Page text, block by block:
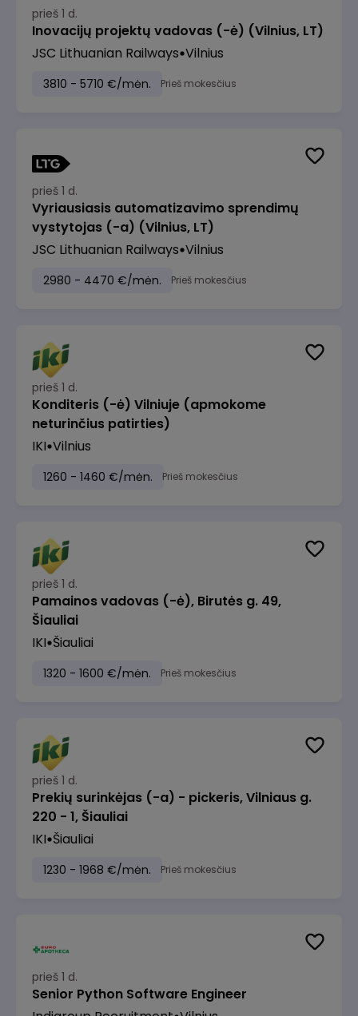
prieš 1 d.
Inovacijų projektų vadovas (-ė) (Vilnius, LT)
JSC Lithuanian Railways Vilnius
3810 - 5710 €/mėn. Prieš mokesčius
prieš 1 d.
Vyriausiasis automatizavimo sprendimų
vystytojas (-a) (Vilnius, LT)
JSC Lithuanian Railways Vilnius
2980 - 4470 €/mėn. Prieš mokesčius
prieš 1 d.
Konditeris (-ė) Vilniuje (apmokome
neturinčius patirties)
IKI Vilnius
1260 - 1460 €/mėn. Prieš mokesčius
prieš 1 d.
Pamainos vadovas (-ė), Birutės g. 49,
Šiauliai
IKI Šiauliai
1320 - 1600 €/mėn. Prieš mokesčius
prieš 1 d.
Prekių surinkėjas (-a) - pickeris, Vilniaus g.
220 - 1, Šiauliai
IKI Šiauliai
1230 - 1968 €/mėn. Prieš mokesčius
prieš 1 d.
Senior Python Software Engineer